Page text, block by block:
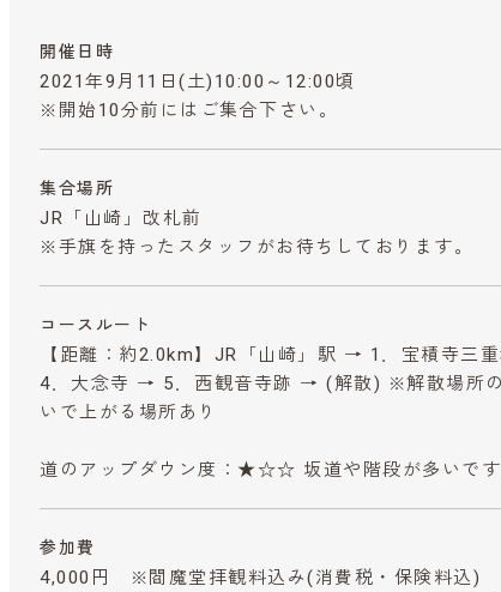
開催日時
2021年9月11日(土)10:00～12:00頃
※開始10分前にはご集合下さい。
集合場所
JR「山崎」改札前
※手旗を持ったスタッフがお待ちしております。
コースルート
【距離：約2.0km】JR「山崎」駅 → 1．宝積寺
4．大念寺 → 5．西観音寺跡 → (解散) ※解散場所
いで上がる場所あり
道のアップダウン度：★☆☆ 坂道や階段が多いです
参加費
4,000円 ※閻魔堂拝観料込み(消費税・保険料込)